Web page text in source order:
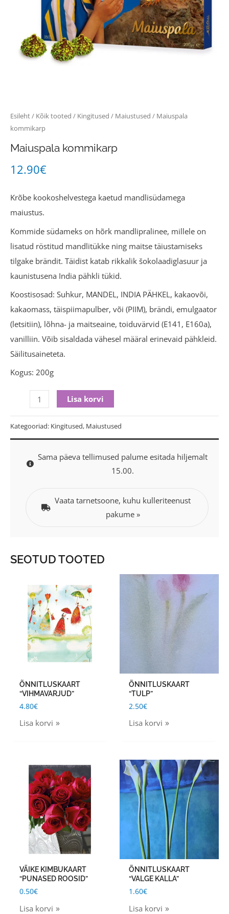
Esileht/ Kõik tooted / Kingitused / Maiustused / Maiuspala
kommikarp
Maiuspala kommikarp
12.90€
Krõbe kookoshelvestega kaetud mandlisüdamega
maiustus.
Kommide südameks on hõrk mandlipralinee, millele on
lisatud röstitud mandlitükke ning maitse täiustamiseks
tilgake brändit. Täidist katab rikkalik šokolaadiglasuur ja
kaunistusena India pähkli tükid.
Koostisosad: Suhkur, MANDEL, INDIA PÄHKEL, kakaovõi,
kakaomass, täispiimapulber, või (PIIM), brändi, emulgaator
(letsitiin), lõhna- ja maitseaine, toiduvärvid (E141, E160a),
vanilliin. Võib sisaldada vähesel määral erinevaid pähkleid.
Säilitusaineteta.
Kogus: 200g
Lisa korvi
Kategooriad: Kingitused, Maiustused
Sama päeva tellimused palume esitada hiljemalt
15.00.
Vaata tarnetsoone, kuhu kulleriteenust
pakume »
SEOTUD TOOTED
ÕNNITLUSKAART
“VIHMAVARJUD”
4.80€
Lisa korvi
ÕNNITLUSKAART
“TULP”
2.50€
Lisa korvi
VÄIKE KIMBUKAART
“PUNASED ROOSID”
0.50€
Lisa korvi
ÕNNITLUSKAART
“VALGE KALLA”
1.60€
Lisa korvi